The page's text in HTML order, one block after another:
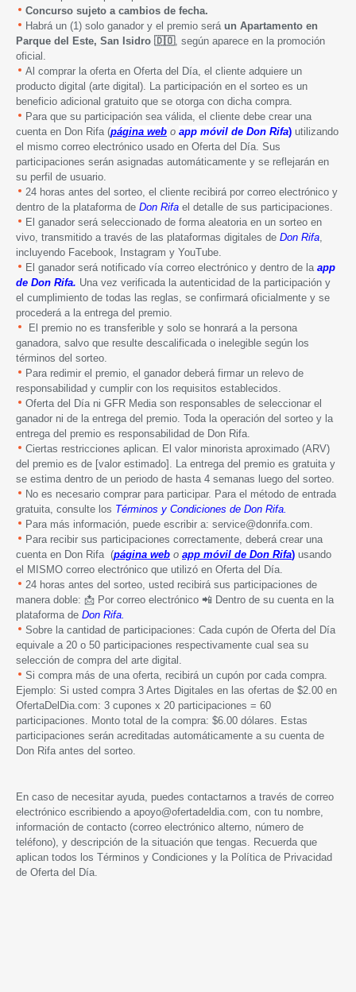
Concurso sujeto a cambios de fecha.
Habrá un (1) solo ganador y el premio será un Apartamento en
Parque del Este, San Isidro 🇩🇴 , según aparece en la promoción
oficial.
Al comprar la oferta en Oferta del Día, el cliente adquiere un
producto digital (arte digital). La participación en el sorteo es un
beneficio adicional gratuito que se otorga con dicha compra.
Para que su participación sea válida, el cliente debe crear una
cuenta en Don Rifa (página web o app móvil de Don Rifa) utilizando
el mismo correo electrónico usado en Oferta del Día. Sus
participaciones serán asignadas automáticamente y se reflejarán en
su perfil de usuario.
24 horas antes del sorteo, el cliente recibirá por correo electrónico y
dentro de la plataforma de Don Rifa el detalle de sus participaciones.
El ganador será seleccionado de forma aleatoria en un sorteo en
vivo, transmitido a través de las plataformas digitales de Don Rifa
incluyendo Facebook, Instagram y YouTube.
El ganador será notificado vía correo electrónico y dentro de la app
de Don Rifa. Una vez verificada la autenticidad de la participación y
el cumplimiento de todas las reglas, se confirmará oficialmente y se
procederá a la entrega del premio.
El premio no es transferible y solo se honrará a la persona
ganadora, salvo que resulte descalificada o inelegible según los
términos del sorteo.
Para redimir el premio, el ganador deberá firmar un relevo de
responsabilidad y cumplir con los requisitos establecidos.
Oferta del Día ni GFR Media son responsables de seleccionar el
ganador ni de la entrega del premio. Toda la operación del sorteo y la
entrega del premio es responsabilidad de Don Rifa.
Ciertas restricciones aplican. El valor minorista aproximado (ARV)
del premio es de [valor estimado]. La entrega del premio es gratuita y
se estima dentro de un periodo de hasta 4 semanas luego del sorteo.
No es necesario comprar para participar. Para el método de entrada
gratuita, consulte los Términos y Condiciones de Don Rifa.
Para más información, puede escribir a: service@donrifa.com.
Para recibir sus participaciones correctamente, deberá crear una
cuenta en Don Rifa (página web o app móvil de Don Rifa) usando
el MISMO correo electrónico que utilizó en Oferta del Día.
24 horas antes del sorteo, usted recibirá sus participaciones de
manera doble: 📩 Por correo electrónico 📲 Dentro de su cuenta en la
plataforma de Don Rifa.
Sobre la cantidad de participaciones: Cada cupón de Oferta del Día
equivale a 20 o 50 participaciones respectivamente cual sea su
selección de compra del arte digital.
Si compra más de una oferta, recibirá un cupón por cada compra.
Ejemplo: Si usted compra 3 Artes Digitales en las ofertas de $2.00 en
OfertaDelDia.com: 3 cupones x 20 participaciones = 60
participaciones. Monto total de la compra: $6.00 dólares. Estas
participaciones serán acreditadas automáticamente a su cuenta de
Don Rifa antes del sorteo.
En caso de necesitar ayuda, puedes contactarnos a través de correo
electrónico escribiendo a apoyo@ofertadeldia.com , con tu nombre,
información de contacto (correo electrónico alterno, número de
teléfono), y descripción de la situación que tengas. Recuerda que
aplican todos los Términos y Condiciones y la Política de Privacidad
de Oferta del Día.